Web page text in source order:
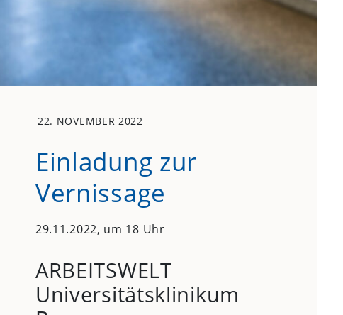
22. NOVEMBER 2022
Einladung zur
Vernissage
29.11.2022, um 18 Uhr
ARBEITSWELT
Universitätsklinikum